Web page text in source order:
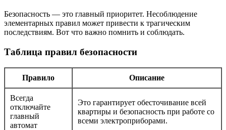
Безопасность — это главный приоритет. Несоблюдение
элементарных правил может привести к трагическим
последствиям. Вот что важно помнить и соблюдать.
Таблица правил безопасности
Правило Описание
Всегда
отключайте
главный
автомат
Это гарантирует обесточивание всей
квартиры и безопасность при работе со
всеми электроприборами.